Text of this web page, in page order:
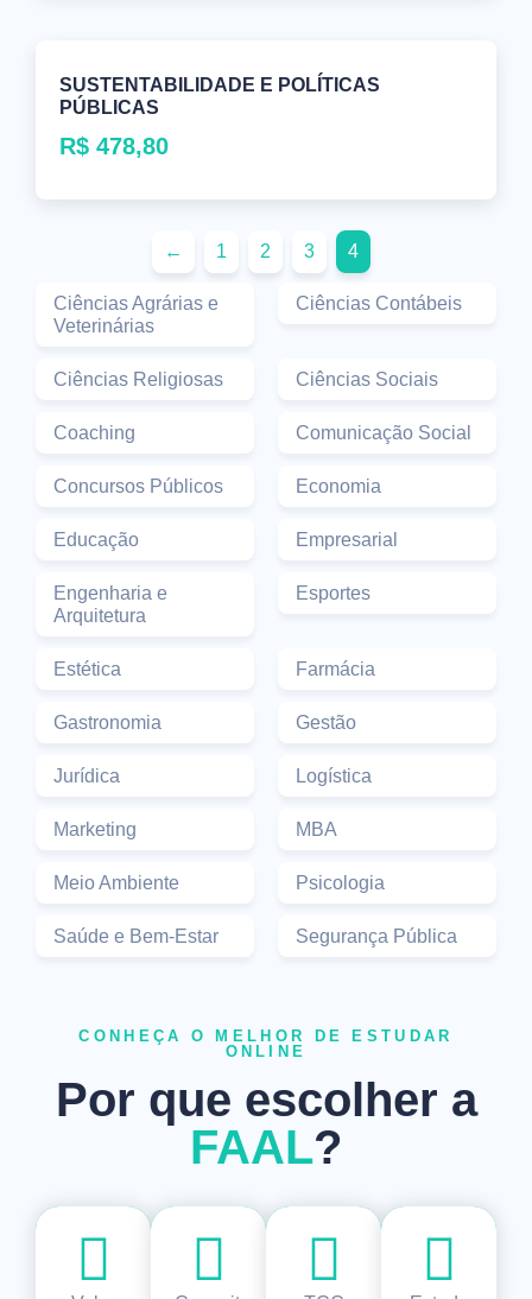
Ciências Agrárias e
Veterinárias
Ciências Contábeis
Ciências Religiosas Ciências Sociais
Coaching Comunicação Social
Concursos Públicos Economia
Educação Empresarial
Engenharia e
Arquitetura
Esportes
Estética Farmácia
Gastronomia Gestão
Jurídica Logística
Marketing MBA
Meio Ambiente Psicologia
Saúde e Bem-Estar Segurança Pública
SUSTENTABILIDADE E POLÍTICAS
PÚBLICAS
R$ 478,80
← 1 2 3 4
CONHEÇA O MELHOR DE ESTUDAR
ONLINE
Por que escolher a
FAAL?